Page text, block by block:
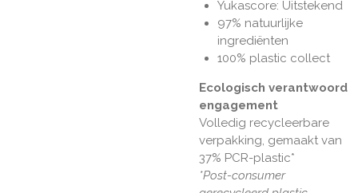
Yukascore: Uitstekend
97% natuurlijke
ingrediënten
100% plastic collect
Ecologisch verantwoord
engagement
Volledig recycleerbare
verpakking, gemaakt van
37% PCR-plastic*
*Post-consumer